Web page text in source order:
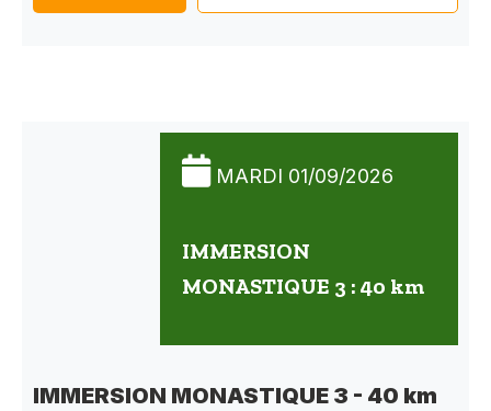
MARDI 01/09/2026
IMMERSION
MONASTIQUE 3 : 40 km
IMMERSION MONASTIQUE 3 - 40 km